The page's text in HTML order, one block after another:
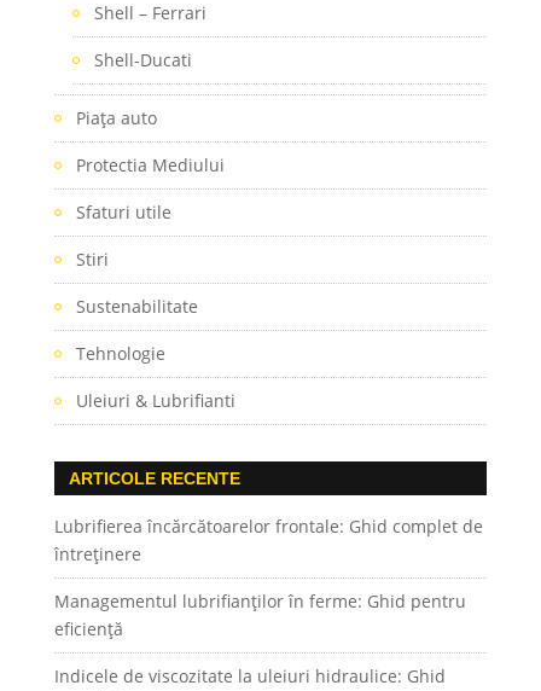
Shell – Ferrari
Shell-Ducati
Piaţa auto
Protectia Mediului
Sfaturi utile
Stiri
Sustenabilitate
Tehnologie
Uleiuri & Lubrifianti
ARTICOLE RECENTE
Lubrifierea încărcătoarelor frontale: Ghid complet de
întreținere
Managementul lubrifianților în ferme: Ghid pentru
eficiență
Indicele de viscozitate la uleiuri hidraulice: Ghid